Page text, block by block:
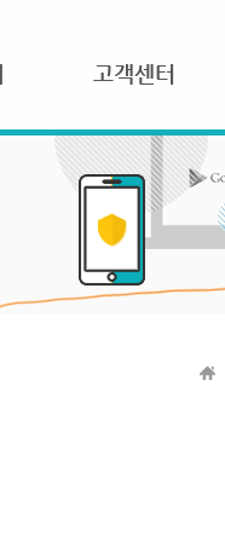
고객센터